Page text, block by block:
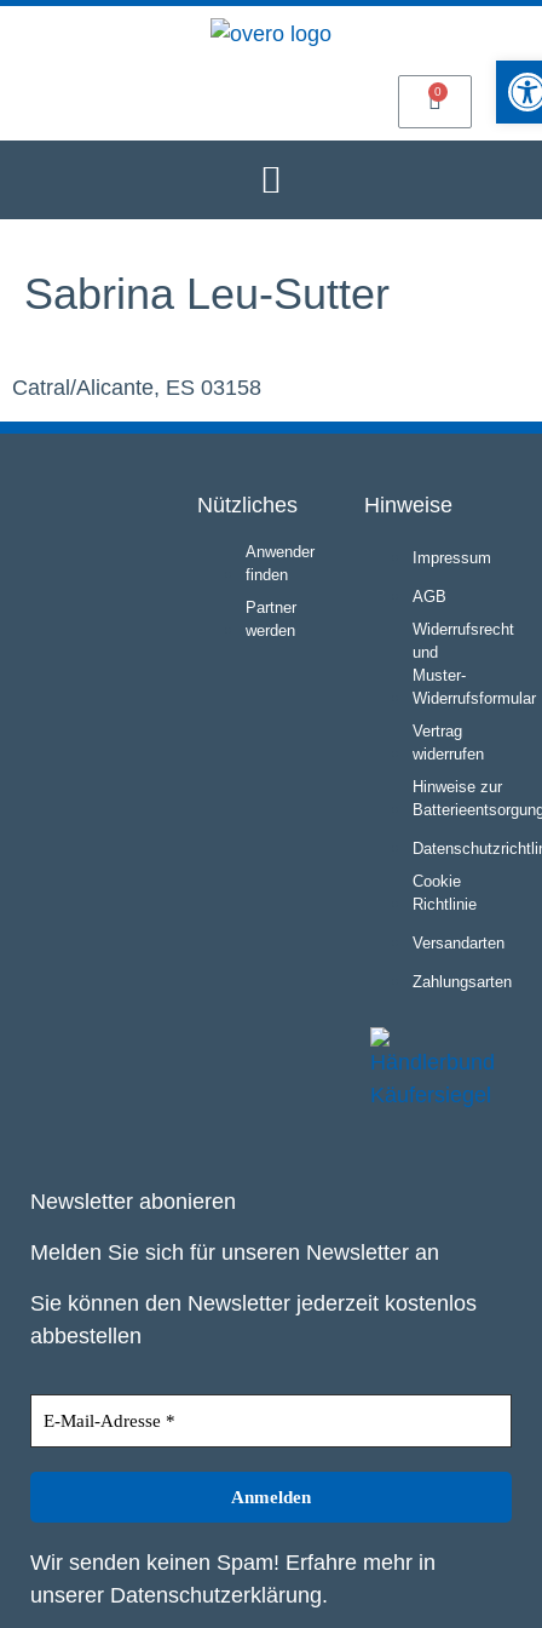
Sabrina Leu-Sutter
Catral/Alicante, ES 03158
Nützliches
Anwender
finden
Partner
werden
Hinweise
Impressum
AGB
Widerrufsrecht
und
Muster-
Widerrufsformular
Vertrag
widerrufen
Hinweise zur
Cookie
Richtlinie
Versandarten
Zahlungsarten
Newsletter abonieren
Melden Sie sich für unseren Newsletter an
Sie können den Newsletter jederzeit kostenlos
abbestellen
Wir senden keinen Spam! Erfahre mehr in
unserer Datenschutzerklärung.